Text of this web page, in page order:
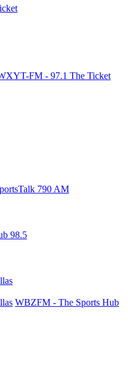
FM - 97.1 The Ticket
790 AM
98.5
WBZFM - The Sports Hub